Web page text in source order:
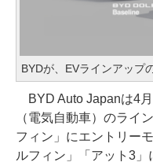
BYDが、EVラインアップ
BYD Auto Japanは4
（電気自動車）のライ
フィン」にエントリー
ルフィン」「アット3